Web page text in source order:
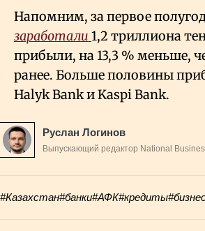
Напомним, за первое
заработали 1,2 триллиона
прибыли, на 13,3 % меньше,
ранее. Больше половины
Halyk Bank и Kaspi Bank.
Руслан Логинов
Выпускающий редактор National
#Казахстан#банки#АФК#кредиты